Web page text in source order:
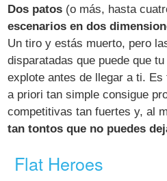
Dos patos (o más, hasta
escenarios en dos
Un tiro y estás muerto, pero
disparatadas que puede que
explote antes de llegar a ti.
a priori tan simple consigue
competitivas tan fuertes y, al
tan tontos que no puedes
Flat Heroes